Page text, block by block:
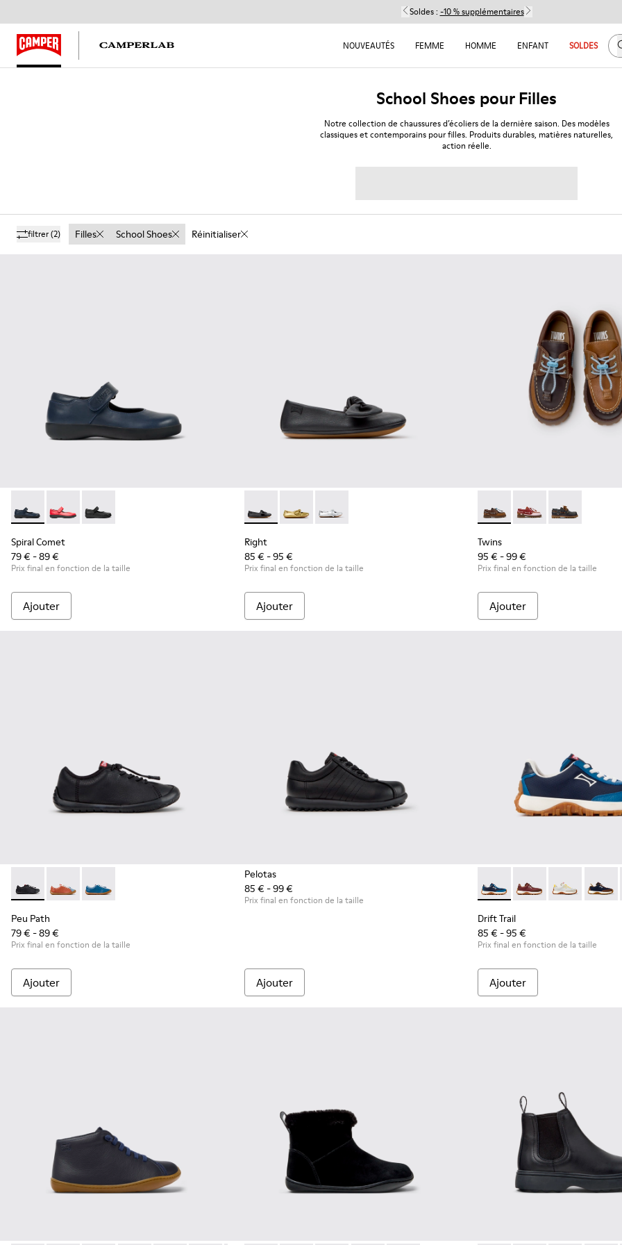
Soldes : -10 % supplémentaires
NOUVEAUTÉS FEMME HOMME ENFANT SOLDES
School Shoes pour Filles
Notre collection de chaussures d’écoliers de la dernière saison. Des modèles
classiques et contemporains pour filles. Produits durables, matières naturelles,
action réelle.
filtrer(2) Filles School Shoes Réinitialiser
Spiral Comet - 80356-031 - Chaussures en cuir bleu pour enfants.
Spiral Comet - 80356-030
Spiral Comet - 80356-003 - Chaussures en cuir noir pour enfants.
Spiral Comet
79 € - 89 €
Prix final en fonction de la taille
Ajouter
Right - K800702-006 - Ballerines en cuir noir pour enfants.
Right - K800702-004
Right - K800702-002
Right
85 € - 95 €
Prix final en fonction de la taille
Ajouter
Twins - K800416-007 -
Twins - K800416-
Twins -
Twins
95 € - 99 €
Prix final en fonction de la taille
Ajouter
Peu Path - K800707-007 - Baskets en cuir noir pour enfants.
Peu Path - K800707-008
Peu Path - K800707-002
Peu Path
79 € - 89 €
Prix final en fonction de la taille
Ajouter
Pelotas
85 € - 99 €
Prix final en fonction de la taille
Ajouter
Drift Trail - K800548-032 -
Drift Trail - K800548-
Drift Trail -
Drift
Drift Trail
85 € - 95 €
Prix final en fonction de la taille
Ajouter